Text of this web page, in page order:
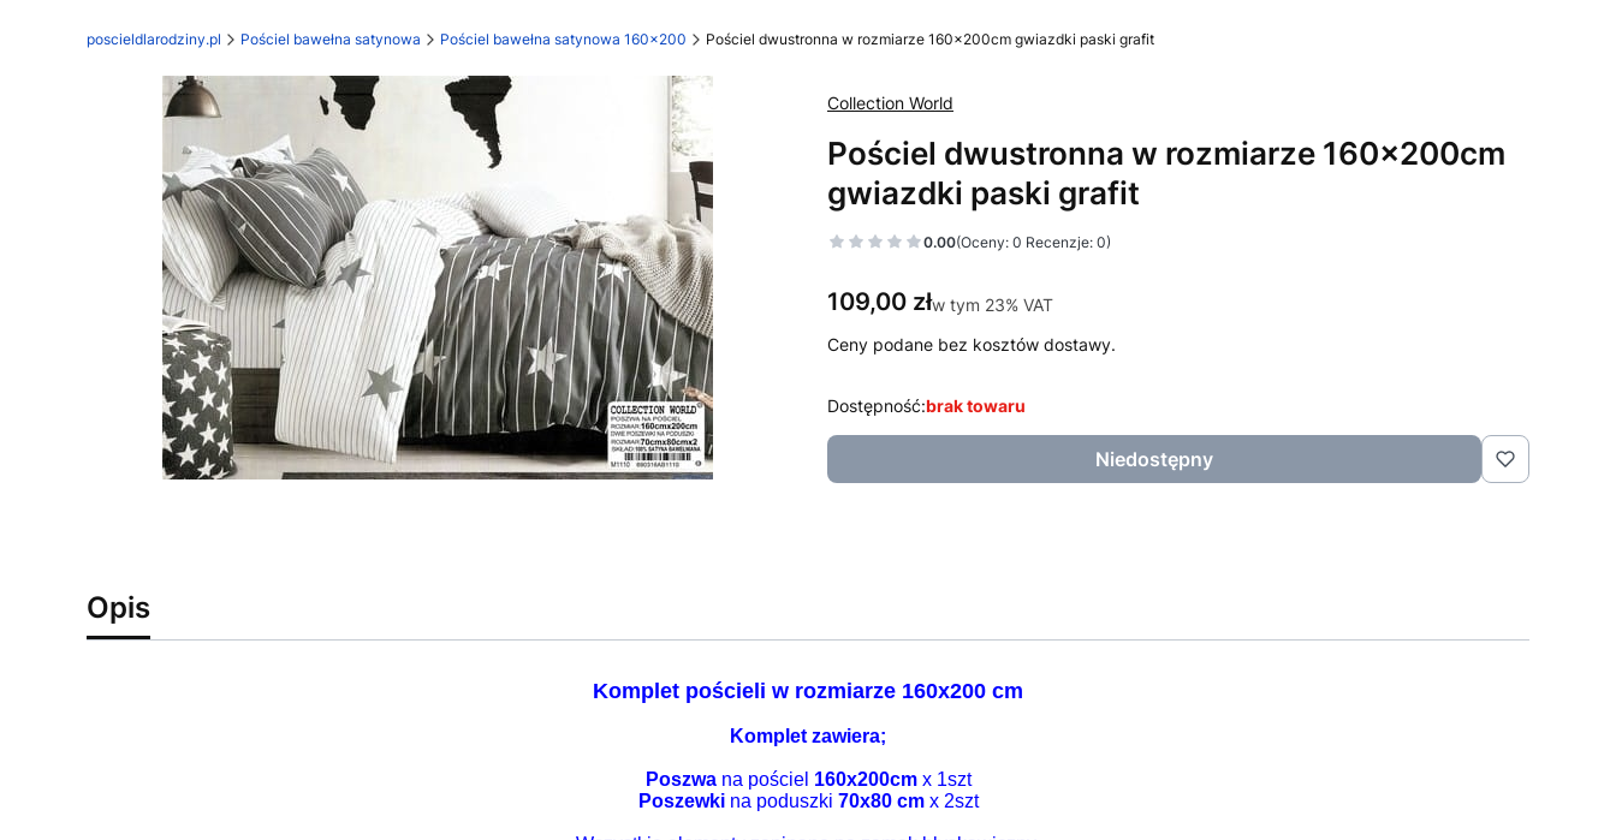
poscieldlarodziny.pl Pościel bawełna satynowa Pościel bawełna satynowa 160x200 Pościel dwustronna w rozmiarze 160x200cm gwiazdki paski grafit
Collection World
Pościel dwustronna w rozmiarze 160x200cm
gwiazdki paski grafit
0.00(Oceny: 0 Recenzje: 0)
Cena
109,00 złw tym 23% VAT
w tym 23% VAT
Ceny podane bez kosztów dostawy.
Dostępność:brak towaru
Niedostępny
Opis
Komplet pościeli w rozmiarze 160x200 cm
Komplet zawiera;
Poszwana pościel 160x200cmx 1szt
Poszewkina poduszki 70x80 cmx 2szt